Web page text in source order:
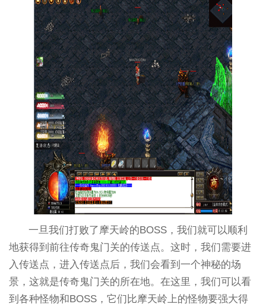
一旦我们打败了摩天岭的BOSS，我们就可以顺利
地获得到前往传奇鬼门关的传送点。这时，我们需要进
入传送点，进入传送点后，我们会看到一个神秘的场
景，这就是传奇鬼门关的所在地。在这里，我们可以看
到各种怪物和BOSS，它们比摩天岭上的怪物要强大得